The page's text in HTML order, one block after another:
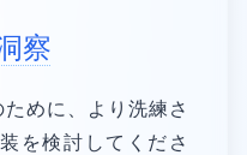
察
めに、より洗練さ
を検討してくださ